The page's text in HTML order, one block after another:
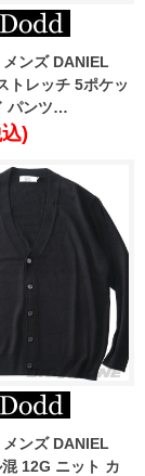
ンズ DANIEL
トレッチ 5ポケッ
パンツ
)
ンズ DANIEL
12G ニット カ